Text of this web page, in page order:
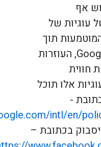
אף
עוגיות של
תוך
, העוזרות
חווית
אלו תוכל
-
intl/en/
בכתובת –